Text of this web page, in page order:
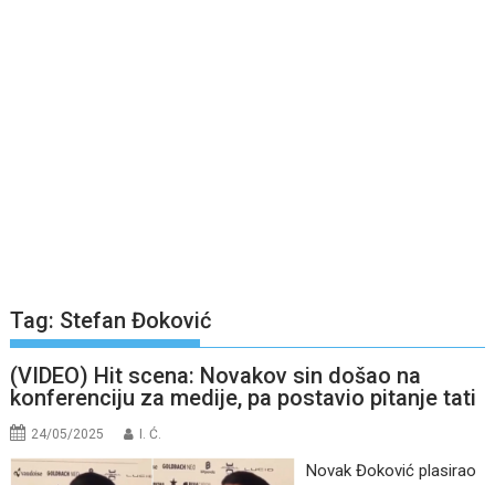
Tag: Stefan Đoković
(VIDEO) Hit scena: Novakov sin došao na
konferenciju za medije, pa postavio pitanje tati
24/05/2025 I. Ć.
Novak Đoković plasirao